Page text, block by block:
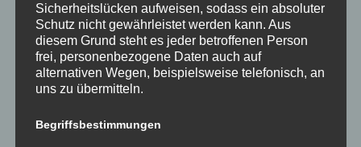
Sicherheitslücken aufweisen, sodass ein absoluter
Schutz nicht gewährleistet werden kann. Aus
diesem Grund steht es jeder betroffenen Person
frei, personenbezogene Daten auch auf
alternativen Wegen, beispielsweise telefonisch, an
uns zu übermitteln.
Begriffsbestimmungen